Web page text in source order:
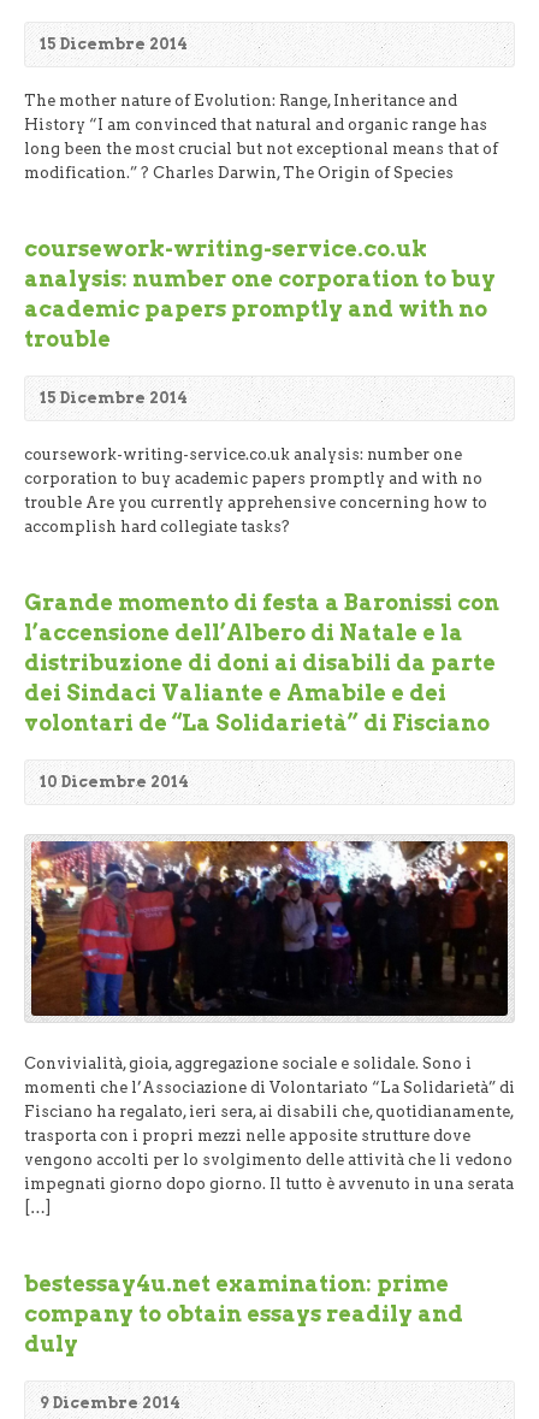
15 Dicembre 2014
The mother nature of Evolution: Range, Inheritance and
History “I am convinced that natural and organic range has
long been the most crucial but not exceptional means that of
modification.” ? Charles Darwin, The Origin of Species
coursework-writing-service.co.uk
analysis: number one corporation to buy
academic papers promptly and with no
trouble
15 Dicembre 2014
coursework-writing-service.co.uk analysis: number one
corporation to buy academic papers promptly and with no
trouble Are you currently apprehensive concerning how to
accomplish hard collegiate tasks?
Grande momento di festa a Baronissi con
l’accensione dell’Albero di Natale e la
distribuzione di doni ai disabili da parte
dei Sindaci Valiante e Amabile e dei
volontari de “La Solidarietà” di Fisciano
10 Dicembre 2014
Convivialità, gioia, aggregazione sociale e solidale. Sono i
momenti che l’Associazione di Volontariato “La Solidarietà” di
Fisciano ha regalato, ieri sera, ai disabili che, quotidianamente,
trasporta con i propri mezzi nelle apposite strutture dove
vengono accolti per lo svolgimento delle attività che li vedono
impegnati giorno dopo giorno. Il tutto è avvenuto in una serata
[…]
bestessay4u.net examination: prime
company to obtain essays readily and
duly
9 Dicembre 2014